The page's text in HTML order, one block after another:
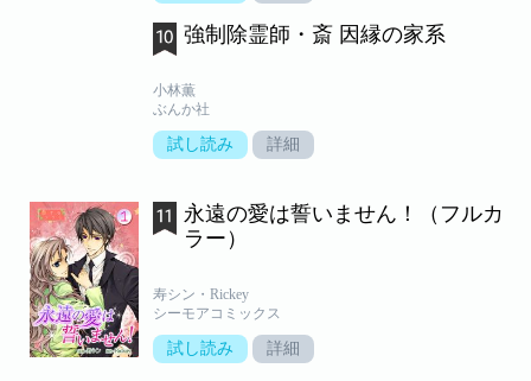
強制除霊師・斎 因縁の家系
小林薫
ぶんか社
試し読み 詳細
永遠の愛は誓いません！（フルカ
ラー）
寿シン・Rickey
シーモアコミックス
試し読み 詳細